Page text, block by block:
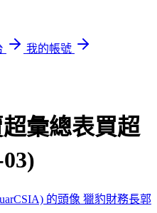
我的帳號
彙總表買超
獵豹財務長郭